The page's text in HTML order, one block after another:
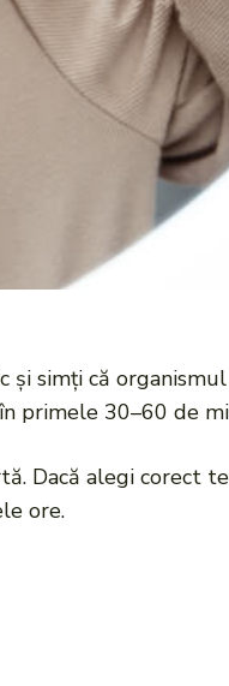
simți că
primele 30–60 de
Dacă alegi corect
ore.